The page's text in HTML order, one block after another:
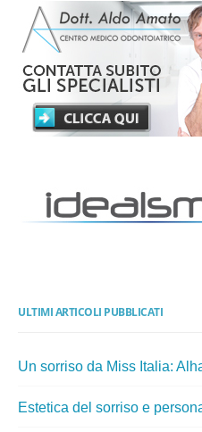
ULTIMI ARTICOLI PUBBLICATI
Un sorriso da Miss Italia:
Estetica del sorriso e